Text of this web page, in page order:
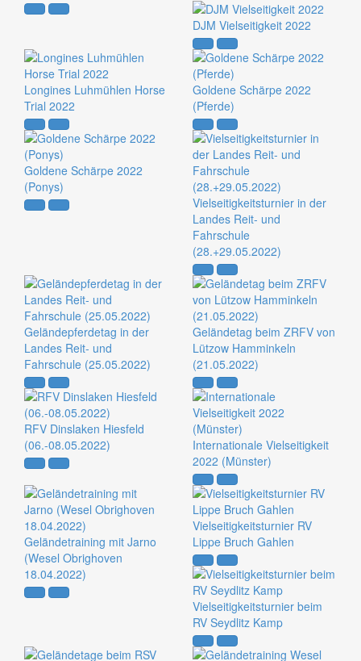
DJM Vielseitigkeit 2022
Longines Luhmühlen Horse
Trial 2022
Goldene Schärpe 2022
(Pferde)
Goldene Schärpe 2022
(Ponys)
Vielseitigkeitsturnier in der
Landes Reit- und
Fahrschule
(28.+29.05.2022)
Geländepferdetag in der
Landes Reit- und
Fahrschule (25.05.2022)
Geländetag beim ZRFV von
Lützow Hamminkeln
(21.05.2022)
RFV Dinslaken Hiesfeld
(06.-08.05.2022)
Internationale Vielseitigkeit
2022 (Münster)
Geländetraining mit Jarno
(Wesel Obrighoven
18.04.2022)
Vielseitigkeitsturnier RV
Lippe Bruch Gahlen
Vielseitigkeitsturnier beim
RV Seydlitz Kamp